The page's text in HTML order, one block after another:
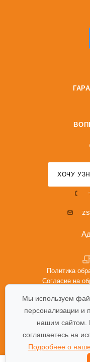
ХОЧУ
Политика
Согласие на
Мы используем
персонализации и
нашим сайтом.
соглашаетесь на
Подробнее о